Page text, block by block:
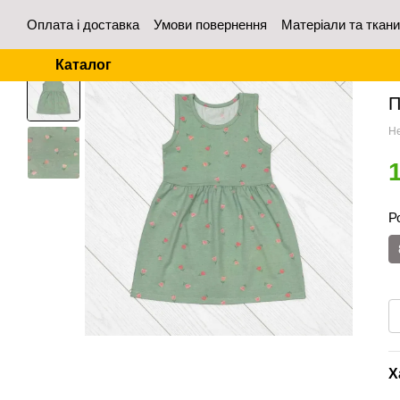
Оплата і доставка Умови повернення
Матеріали та
Каталог